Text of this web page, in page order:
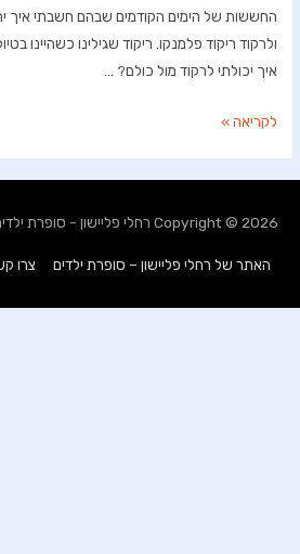
החששות של הימים הקודמים שבהם חשבתי איך
ולרקוד ריקוד פלמנקו. ריקוד שגילינו כשהיינו
איך יכולתי לרקוד מול כולם? …
תמונות
לקריאה »
Copyright © 2026 רחלי פליישון - סופרת
האתר של רחלי פליישון – סופרת ילדים צרו